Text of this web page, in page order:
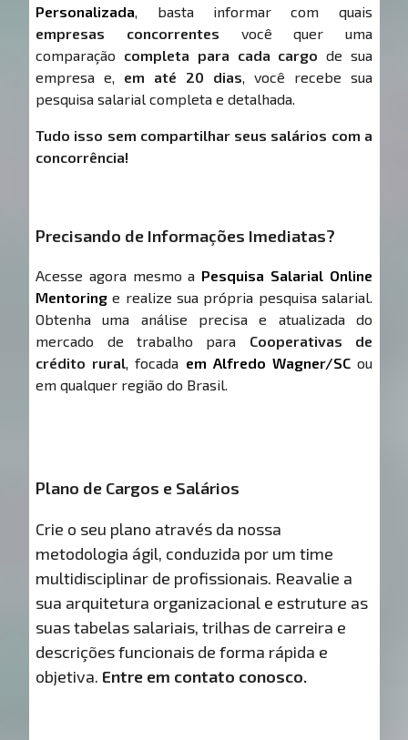
Personalizada, basta informar com quais
empresas concorrentes você quer uma
comparação completa para cada cargo de sua
empresa e, em até 20 dias, você recebe sua
pesquisa salarial completa e detalhada.
Tudo isso sem compartilhar seus salários com a
concorrência!
Precisando de Informações Imediatas?
Acesse agora mesmo a Pesquisa Salarial Online
Mentoring e realize sua própria pesquisa salarial.
Obtenha uma análise precisa e atualizada do
mercado de trabalho para Cooperativas de
crédito rural, focada em Alfredo Wagner/SCou
em qualquer região do Brasil.
Plano de Cargos e Salários
Crie o seu plano através da nossa
metodologia ágil, conduzida por um time
multidisciplinar de profissionais. Reavalie a
sua arquitetura organizacional e estruture as
suas tabelas salariais, trilhas de carreira e
descrições funcionais de forma rápida e
objetiva. Entre em contato conosco.